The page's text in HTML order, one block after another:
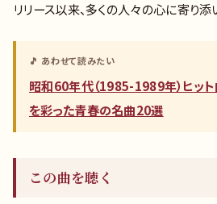
リリース以来、多くの人々の心に寄り
🎵 あわせて読みたい
昭和60年代（1985-1989年）ヒッ
を彩った青春の名曲20選
この曲を聴く